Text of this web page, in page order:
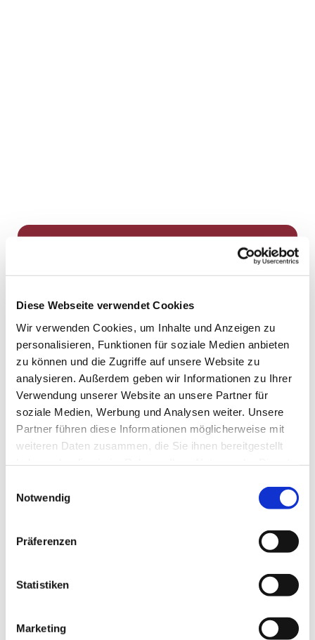
Diese Webseite verwendet Cookies
Wir verwenden Cookies, um Inhalte und Anzeigen zu
personalisieren, Funktionen für soziale Medien anbieten
zu können und die Zugriffe auf unsere Website zu
analysieren. Außerdem geben wir Informationen zu Ihrer
Verwendung unserer Website an unsere Partner für
soziale Medien, Werbung und Analysen weiter. Unsere
Partner führen diese Informationen möglicherweise mit
weiteren Daten zusammen, die Sie ihnen bereitgestellt
Notwendig
Präferenzen
Statistiken
Marketing
Dies könnte Sie auch